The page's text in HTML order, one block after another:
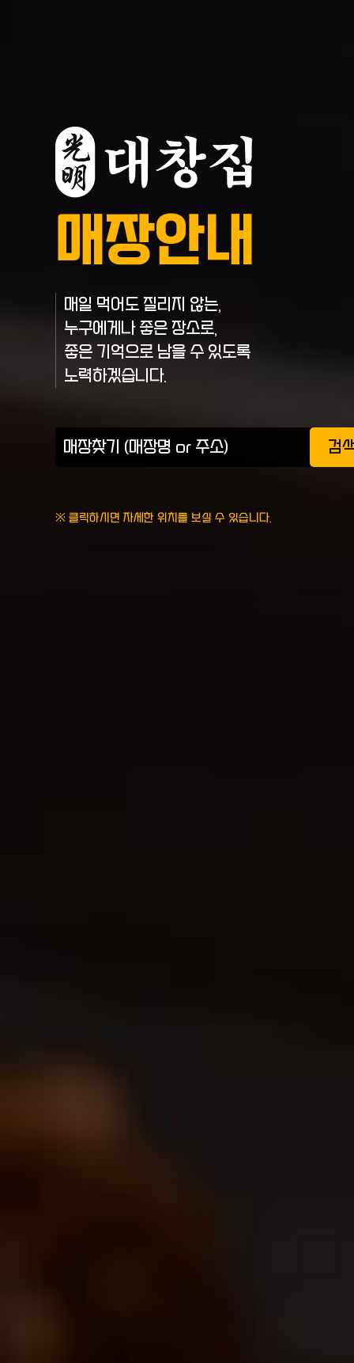
매장안내
매일 먹어도 질리지 않는,
누구에게나 좋은 장소로,
좋은 기억으로 남을 수 있도록
노력하겠습니다.
검
※ 클릭하시면 자세한 위치를 보실 수 있습니다.